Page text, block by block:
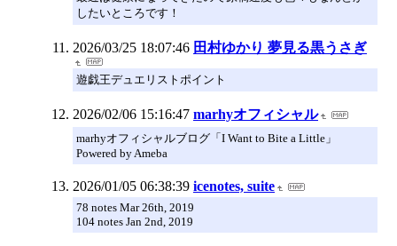
したいところです！
2026/03/25 18:07:46 田村ゆかり 夢見る黒うさぎ
遊戯王デュエリストポイント
2026/02/06 15:16:47 marhyオフィシャル
marhyオフィシャルブログ「I Want to Bite a Little」
Powered by Ameba
2026/01/05 06:38:39 icenotes, suite
78 notes Mar 26th, 2019
104 notes Jan 2nd, 2019